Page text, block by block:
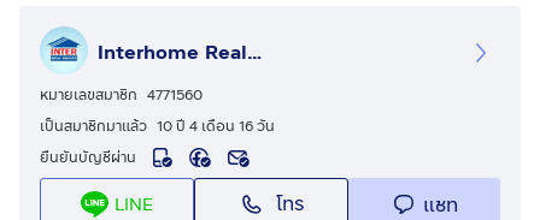
รายละเอียด
ใกล้สวนกีฬากมล FBT. ตลาดสดสุวินทวงศ์พลาซ่า โรงเรียน
เตรียมอุดมศึกษาสุวินทวงศ์
ขายที่ดินเปล่า ขายที่ดินเปล่า 1-1-31 ไร่ ซอยสุวินทวงศ์ 102
แขวงกระทุ่มราย เขตหนองจอก กรุงเทพมหานคร
Interhome Realty Estate
หมายเลขสมาชิก 4771560
เป็นสมาชิกมาแล้ว 10 ปี 4 เดือน 16 วัน
ยืนยันบัญชีผ่าน
LINE โทร แชท